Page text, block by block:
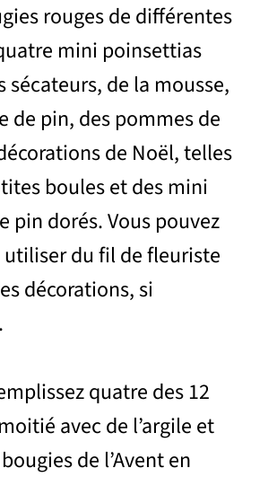
rouges de différentes
mini poinsettias
sécateurs, de la mousse,
de pin, des pommes de
de Noël, telles
boules et des mini
pin dorés. Vous pouvez
du fil de fleuriste
décorations, si
quatre des 12
avec de l’argile et
de l’Avent en